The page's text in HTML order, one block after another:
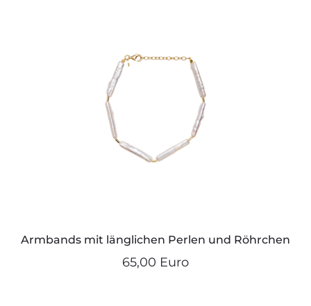
Armbands mit länglichen Perlen und Röhrchen
65,00 Euro